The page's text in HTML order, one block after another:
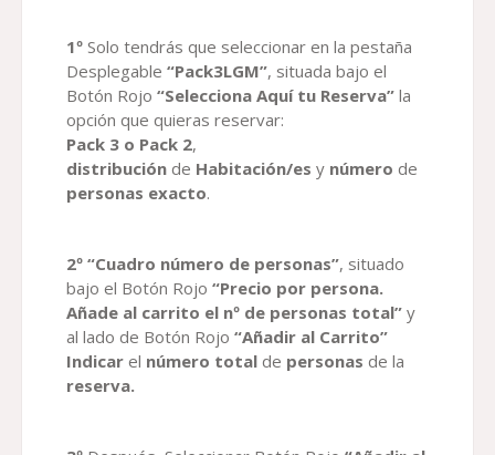
1º Solo tendrás que seleccionar en la pestaña
Desplegable “Pack3LGM”, situada bajo el
Botón Rojo “Selecciona Aquí tu Reserva” la
opción que quieras reservar:
Pack 3 o Pack 2,
distribución de Habitación/es y número de
personas exacto.
2º “Cuadro número de personas”, situado
bajo el Botón Rojo “Precio por persona.
Añade al carrito el nº de personas total” y
al lado de Botón Rojo “Añadir al Carrito”
Indicar el número total de personas de la
reserva.